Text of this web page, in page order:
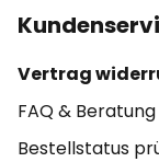
Vertrag
FAQ & Beratung
Bestellstatus